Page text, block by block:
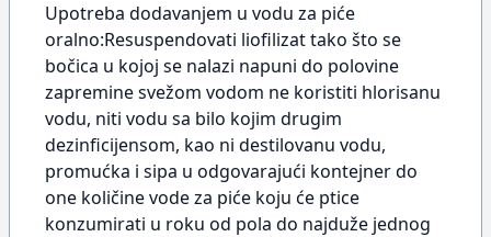
Upotreba dodavanjem u vodu za piće
oralno:Resuspendovati liofilizat tako što se
bočica u kojoj se nalazi napuni do polovine
zapremine svežom vodom ne koristiti hlorisanu
vodu, niti vodu sa bilo kojim drugim
dezinficijensom, kao ni destilovanu vodu,
promućka i sipa u odgovarajući kontejner do
one količine vode za piće koju će ptice
konzumirati u roku od pola do najduže jednog